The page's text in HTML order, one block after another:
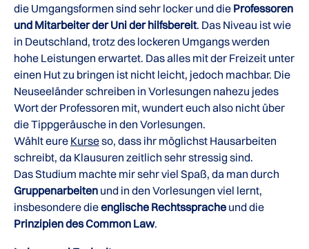
die Umgangsformen sind sehr locker und die Professoren
und Mitarbeiter der Uni der hilfsbereit. Das Niveau ist wie
in Deutschland, trotz des lockeren Umgangs werden
hohe Leistungen erwartet. Das alles mit der Freizeit unter
einen Hut zu bringen ist nicht leicht, jedoch machbar. Die
Neuseeländer schreiben in Vorlesungen nahezu jedes
Wort der Professoren mit, wundert euch also nicht über
die Tippgeräusche in den Vorlesungen.
Wählt eure Kurseso, dass ihr möglichst Hausarbeiten
schreibt, da Klausuren zeitlich sehr stressig sind.
Das Studium machte mir sehr viel Spaß, da man durch
Gruppenarbeiten und in den Vorlesungen viel lernt,
insbesondere dieenglische Rechtssprache und die
Prinzipien des Common Law.